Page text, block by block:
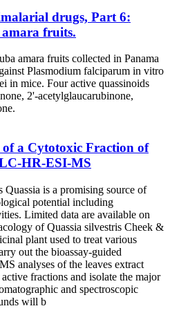
drugs, Part 6:
fruits.
amara fruits collected in Panama
Plasmodium falciparum in vitro
in mice. Four active quassinoids
2'-acetylglaucarubinone,
a Cytotoxic Fraction of
HR-ESI-MS
is a promising source of
potential including
Limited data are available on
of Quassia silvestris Cheek &
plant used to treat various
out the bioassay-guided
analyses of the leaves extract
fractions and isolate the major
and spectroscopic
will b